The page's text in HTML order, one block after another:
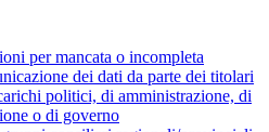
per mancata o incompleta
dei dati da parte dei titolari
politici, di amministrazione, di
o di governo